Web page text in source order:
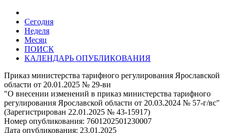
Сегодня
Неделя
Месяц
ПОИСК
КАЛЕНДАРЬ ОПУБЛИКОВАНИЯ
Приказ министерства тарифного регулирования Ярославской
области от 20.01.2025 № 29-ви
"О внесении изменений в приказ министерства тарифного
регулирования Ярославской области от 20.03.2024 № 57-г/вс"
(Зарегистрирован 22.01.2025 № 43-15917)
Номер опубликования: 7601202501230007
Дата опубликования: 23.01.2025